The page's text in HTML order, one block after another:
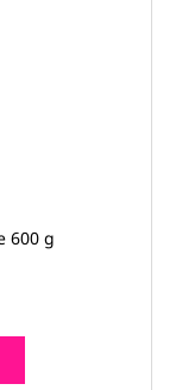
600 g